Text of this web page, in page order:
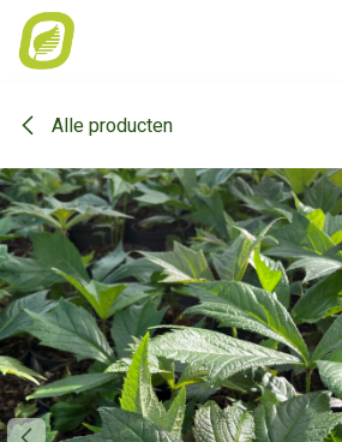
Overslaan naar inhoud
Alle producten